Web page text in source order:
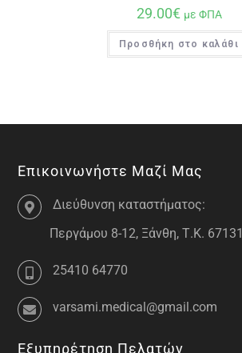
29.00€ με ΦΠΑ
Προσθήκη στο καλάθι
Επικοινωνήστε Μαζί Μας
Διεύθυνση καταστήματος:
Περγάμου 8-12, Ξάνθη, Τ.Κ. 67131
25410 64770
varsami.medical@gmail.com
Εξυπηρέτηση Πελατών